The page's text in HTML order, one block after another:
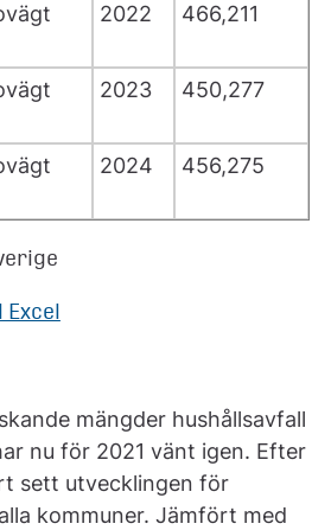
2022 466,211
2023 450,277
2024 456,275
mängder hushållsavfall
nu för 2021 vänt igen. Efter
sett utvecklingen för
kommuner. Jämfört med